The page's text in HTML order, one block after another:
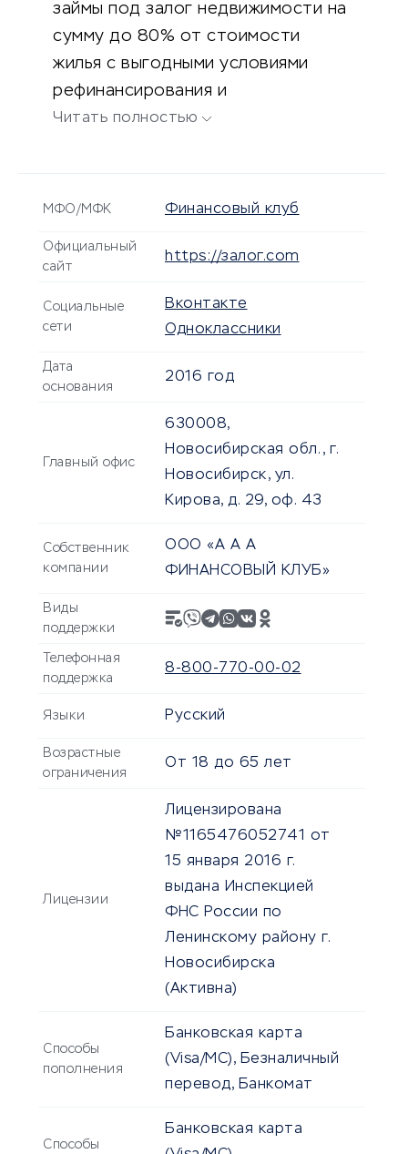
займы под залог недвижимости на
сумму до 80% от стоимости
жилья с выгодными условиями
рефинансирования и
неограниченным сроком займа.
Читать полностью
МФО/МФК Финансовый клуб
Официальный
сайт
https://залог.com
Социальные
сети
Вконтакте
Одноклассники
Дата
основания
2016 год
Главный офис
630008,
Новосибирская обл., г.
Новосибирск, ул.
Кирова, д. 29, оф. 43
Собственник
компании
ООО «А А А
ФИНАНСОВЫЙ КЛУБ»
Виды
поддержки
Телефонная
поддержка
8-800-770-00-02
Языки Русский
Возрастные
ограничения
От 18 до 65 лет
Лицензии
Лицензирована
№1165476052741 от
15 января 2016 г.
выдана Инспекцией
ФНС России по
Ленинскому району г.
Новосибирска
(Активна)
Способы
пополнения
Банковская карта
(Visa/MC), Безналичный
перевод, Банкомат
Способы
Банковская карта